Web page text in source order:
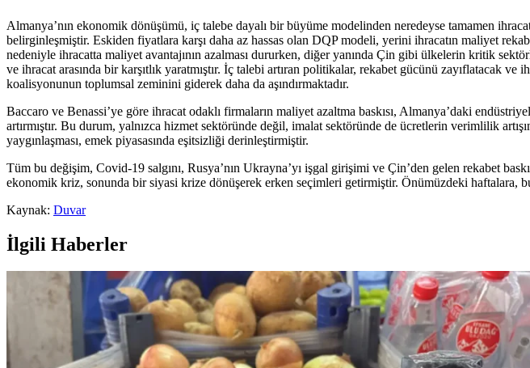
Almanya’nın ekonomik dönüşümü, iç talebe dayalı bir büyüme modelinden neredeyse tamamen
belirginleşmiştir. Eskiden fiyatlara karşı daha az hassas olan DQP modeli, yerini ihracatın maliyet
nedeniyle ihracatta maliyet avantajının azalması dururken, diğer yanında Çin gibi ülkelerin kritik
ve ihracat arasında bir karşıtlık yaratmıştır. İç talebi artıran politikalar, rekabet gücünü zayıflatacak
koalisyonunun toplumsal zeminini giderek daha da aşındırmaktadır.
Baccaro ve Benassi’ye göre ihracat odaklı firmaların maliyet azaltma baskısı, Almanya’daki
artırmıştır. Bu durum, yalnızca hizmet sektöründe değil, imalat sektöründe de ücretlerin verimlilik
yaygınlaşması, emek piyasasında eşitsizliği derinleştirmiştir.
Tüm bu değişim, Covid-19 salgını, Rusya’nın Ukrayna’yı işgal girişimi ve Çin’den gelen rekabet
ekonomik kriz, sonunda bir siyasi krize dönüşerek erken seçimleri getirmiştir. Önümüzdeki haftalara,
Kaynak: Duvar
İlgili Haberler